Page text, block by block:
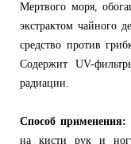
Мертвого моря,
экстрактом чайного
средство против
Содержит UV-
радиации.
Способ применения:
на кисти рук и